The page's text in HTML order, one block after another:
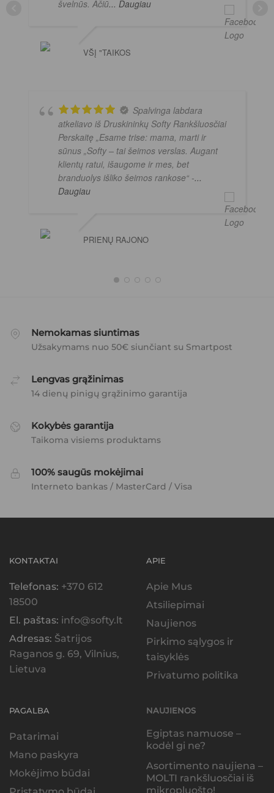
švelnūs. Ačiū... Daugiau
VŠĮ "TAIKOS
Spalvinga labdara
atkeliavo iš Druskininkų Softy Rankšluosčiai
Perskaitę „Esame trise: mama, marti ir
sūnus „Softy – tai šeimos verslas. Augant
klientų ratui, išaugome ir mes, bet
branduolys išliko šeimos rankose“ -...
Daugiau
PRIENŲ RAJONO
Nemokamas siuntimas
Užsakymams nuo 50€ siunčiant su Smartpost
Lengvas grąžinimas
14 dienų pinigų grąžinimo garantija
Kokybės garantija
Taikoma visiems produktams
100% saugūs mokėjimai
Interneto bankas / MasterCard / Visa
KONTAKTAI
Telefonas: +370 612
18500
El. paštas: info@softy.lt
Adresas: Šatrijos
Raganos g. 69, Vilnius,
Lietuva
APIE
Apie Mus
Atsiliepimai
Naujienos
Pirkimo sąlygos ir
taisyklės
Privatumo politika
PAGALBA
Patarimai
Mano paskyra
Mokėjimo būdai
NAUJIENOS
Egiptas namuose –
kodėl gi ne?
Asortimento naujiena –
MOLTI rankšluosčiai iš
mikropluošto!